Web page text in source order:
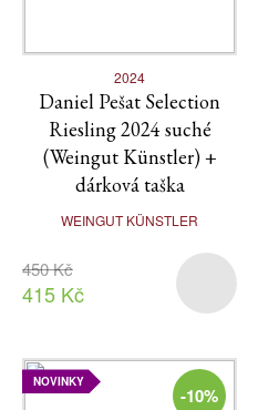
2024
Daniel Pešat Selection
Riesling 2024 suché
(Weingut Künstler) +
dárková taška
WEINGUT KÜNSTLER
450 Kč
415 Kč
NOVINKY
-10%